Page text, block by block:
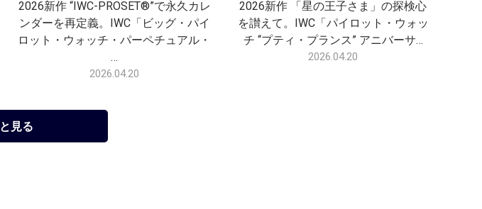
2026新作 “IWC-PROSET®”で永久カレ
ンダーを再定義。IWC「ビッグ・パイ
ロット・ウォッチ・パーペチュアル・
…
2026.04.20
2026新作 「星の王子さま」の探検心
を讃えて。IWC「パイロット・ウォッ
チ “プティ・プランス” アニバーサ…
2026.04.20
見る